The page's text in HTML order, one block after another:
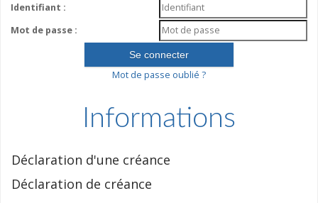
Identifiant :
Mot de passe :
Mot de passe oublié ?
Informations
Déclaration d'une créance
Déclaration de créance